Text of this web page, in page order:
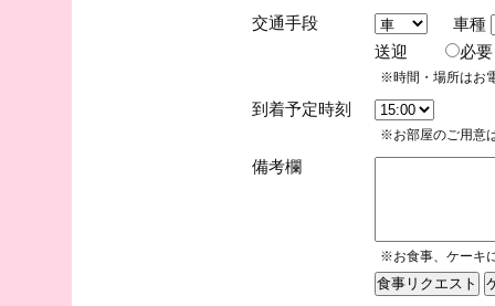
交通手段
車種
送迎
※時間・場所はお
到着予定時刻
※お部屋のご用意
備考欄
※お食事、ケーキ